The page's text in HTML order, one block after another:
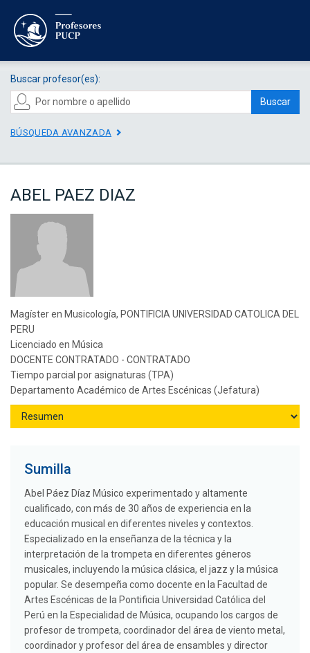
Buscar profesor(es):
Buscar
BÚSQUEDA AVANZADA
ABEL PAEZ DIAZ
Magíster en Musicología, PONTIFICIA UNIVERSIDAD CATOLICA DEL
PERU
Licenciado en Música
DOCENTE CONTRATADO - CONTRATADO
Tiempo parcial por asignaturas (TPA)
Departamento Académico de Artes Escénicas (Jefatura)
Sumilla
Abel Páez Díaz Músico experimentado y altamente
cualificado, con más de 30 años de experiencia en la
educación musical en diferentes niveles y contextos.
Especializado en la enseñanza de la técnica y la
interpretación de la trompeta en diferentes géneros
musicales, incluyendo la música clásica, el jazz y la música
popular. Se desempeña como docente en la Facultad de
Artes Escénicas de la Pontificia Universidad Católica del
Perú en la Especialidad de Música, ocupando los cargos de
profesor de trompeta, coordinador del área de viento metal,
coordinador y profesor del área de ensambles y director